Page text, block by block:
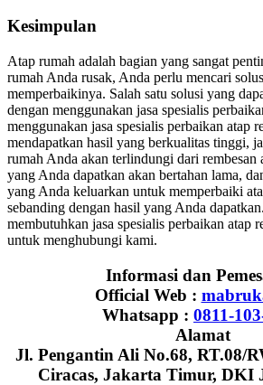
Kesimpulan
Atap rumah adalah bagian yang sangat
rumah Anda rusak, Anda perlu mencari
memperbaikinya. Salah satu solusi yang
dengan menggunakan jasa spesialis
menggunakan jasa spesialis perbaikan atap
mendapatkan hasil yang berkualitas tinggi,
rumah Anda akan terlindungi dari rembesan
yang Anda dapatkan akan bertahan lama,
yang Anda keluarkan untuk memperbaiki
sebanding dengan hasil yang Anda
membutuhkan jasa spesialis perbaikan atap
untuk menghubungi kami.
Informasi dan
Official Web :
Whatsapp : 0811-
Alamat
Jl. Pengantin Ali No.68, RT.08/
Ciracas, Jakarta Timur, DKI